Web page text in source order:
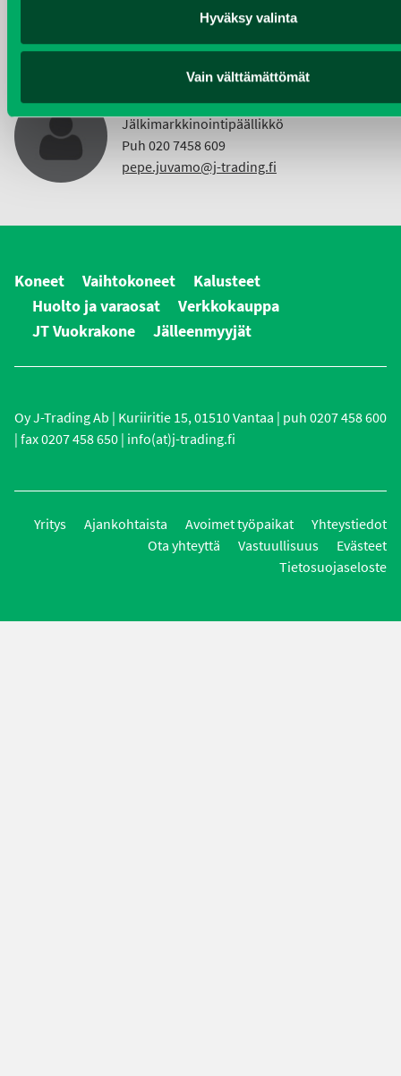
Hyväksy valinta
Vain välttämättömät
Puh 040 4814 189
etunimi.sukunimi@j-trading.fi
PEPE JUVAMO
Jälkimarkkinointipäällikkö
Puh 020 7458 609
pepe.juvamo@j-trading.fi
Koneet Vaihtokoneet
Kalusteet
Huolto ja varaosat
Verkkokauppa
JT Vuokrakone
Jälleenmyyjät
Oy J-Trading Ab | Kuriiritie 15, 01510 Vantaa | puh 0207 458 600
| fax 0207 458 650 | info(at)j-trading.fi
Yritys Ajankohtaista Avoimet työpaikat
Yhteystiedot
Ota yhteyttä
Vastuullisuus
Evästeet
Tietosuojaseloste